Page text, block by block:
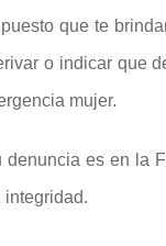
que te
o indicar que
mujer.
es en la
integridad.